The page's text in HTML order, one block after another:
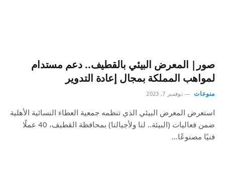
صور| المعرض البيئي بالقطيف.. دعم مستدام
لمواهب المملكة بمجال إعادة التدوير
منوعات نوفمبر 7, 2023
استعرض المعرض البيئي الذي تنظمه جمعية العطاء النسائية الأهلية
ضمن فعاليات (البيئة.. لنا ولأجيالنا) بمحافظة القطيف، 40 عملًا
فنيًا مصنوعًا…